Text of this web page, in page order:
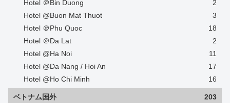
Hotel ＠Bin Duong
2
Hotel @Buon Mat Thuot
3
Hotel ＠Phu Quoc
18
Hotel ＠Da Lat
2
Hotel @Ha Noi
11
Hotel @Da Nang / Hoi An
17
Hotel @Ho Chi Minh
16
ベトナム国外 203